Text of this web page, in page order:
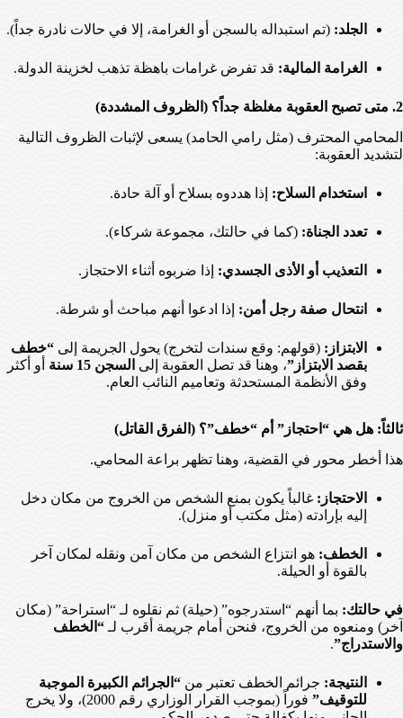
الجلد: (تم استبداله بالسجن أو الغرامة، إلا في حالات نادرة جداً).
الغرامة المالية: قد تفرض غرامات باهظة تذهب لخزينة الدولة.
2. متى تصبح العقوبة مغلظة جداً؟ (الظروف المشددة)
المحامي المحترف (مثل رامي الحامد) يسعى لإثبات الظروف التالية
لتشديد العقوبة:
استخدام السلاح: إذا هددوه بسلاح أو آلة حادة.
تعدد الجناة: (كما في حالتك، مجموعة شركاء).
التعذيب أو الأذى الجسدي: إذا ضربوه أثناء الاحتجاز.
انتحال صفة رجل أمن: إذا ادعوا أنهم مباحث أو شرطة.
الابتزاز: (قولهم: وقع سندات لتخرج) يحول الجريمة إلى “خطف
بقصد الابتزاز”، وهنا قد تصل العقوبة إلى السجن 15 سنة
أو أكثر
وفق الأنظمة المستحدثة وتعاميم النائب العام.
ثالثاً: هل هي “احتجاز” أم “خطف”؟ (الفرق القاتل)
هذا أخطر محور في القضية، وهنا تظهر براعة المحامي.
الاحتجاز: غالباً يكون بمنع الشخص من الخروج من مكان دخل
إليه بإرادته (مثل مكتب أو منزل).
الخطف: هو انتزاع الشخص من مكان آمن ونقله لمكان آخر
بالقوة أو الحيلة.
في حالتك: بما أنهم “استدرجوه” (حيلة) ثم نقلوه لـ “استراحة” (مكان
آخر) ومنعوه من الخروج، فنحن أمام جريمة أقرب لـ “الخطف
والاستدراج”.
النتيجة: جرائم الخطف تعتبر من “الجرائم الكبيرة الموجبة
للتوقيف”
فوراً (بموجب القرار الوزاري رقم 2000)، ولا يخرج